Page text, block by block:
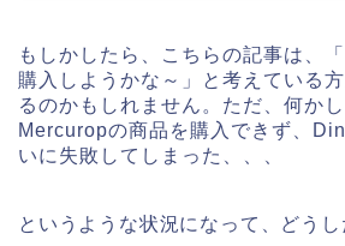
もしかしたら、こちらの記事は、
購入しようかな～」と考えている
るのかもしれません。ただ、何か
Mercuropの商品を購入できず、
いに失敗してしまった、、、
というような状況になって、どう